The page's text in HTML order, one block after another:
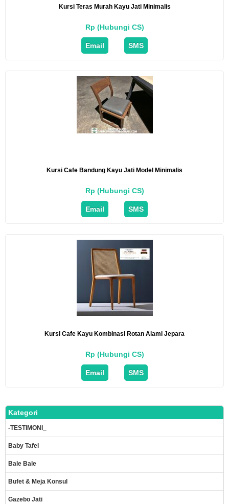
Kursi Teras Murah Kayu Jati Minimalis
Rp (Hubungi CS)
Email SMS
Kursi Cafe Bandung Kayu Jati Model Minimalis
Rp (Hubungi CS)
Email SMS
Kursi Cafe Kayu Kombinasi Rotan Alami Jepara
Rp (Hubungi CS)
Email SMS
Kategori
-TESTIMONI_
Baby Tafel
Bale Bale
Bufet & Meja Konsul
Gazebo Jati